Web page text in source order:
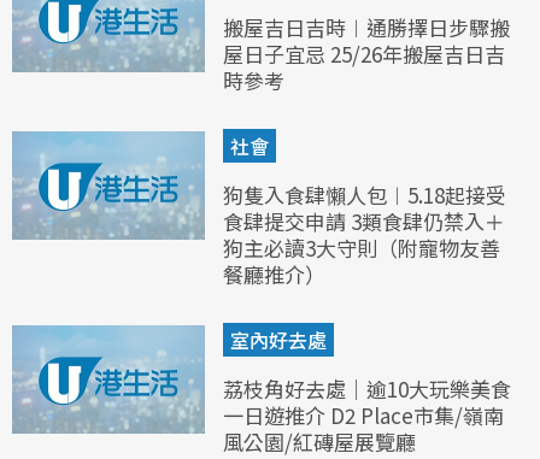
搬屋吉日吉時︱通勝擇日步驟搬
屋日子宜忌 25/26年搬屋吉日吉
時參考
社會
狗隻入食肆懶人包︱5.18起接受
食肆提交申請 3類食肆仍禁入＋
狗主必讀3大守則（附寵物友善
餐廳推介）
室內好去處
荔枝角好去處｜逾10大玩樂美食
一日遊推介 D2 Place市集/嶺南
風公園/紅磚屋展覽廳